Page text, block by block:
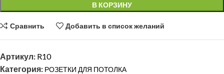
В КОРЗИНУ
Сравнить Добавить в список желаний
Артикул: R10
Категория: РОЗЕТКИ ДЛЯ ПОТОЛКА